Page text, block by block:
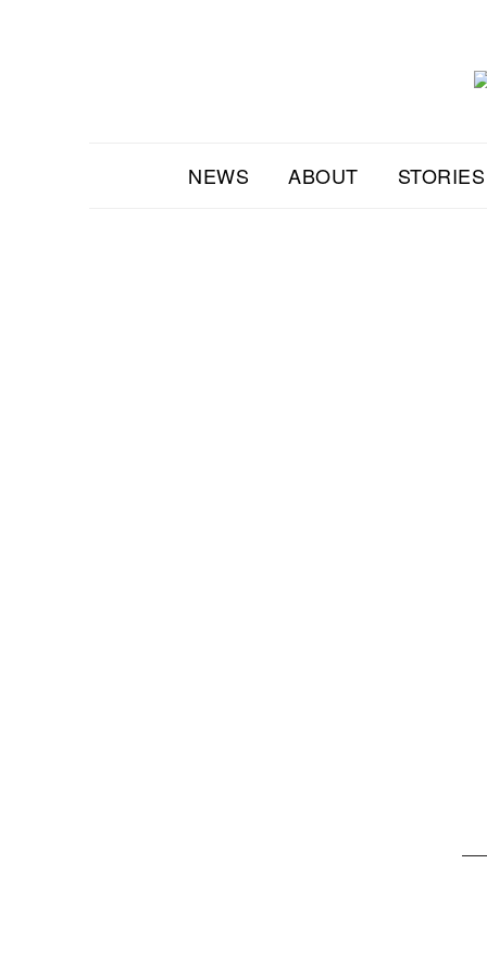
NEWS ABOUT STORIES